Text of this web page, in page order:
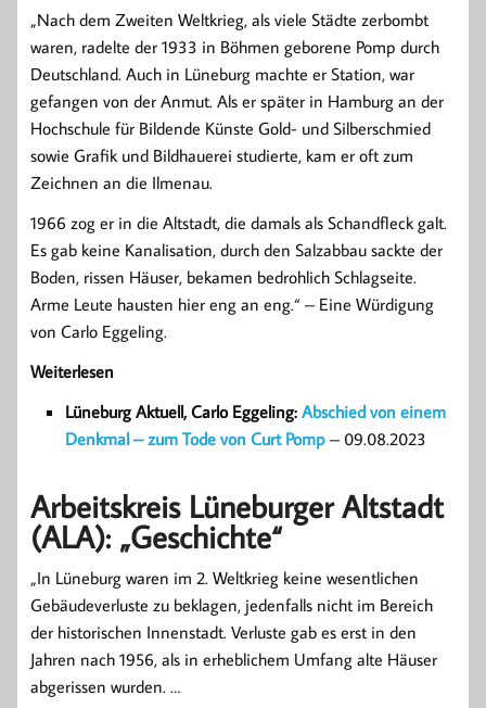
„Nach dem Zweiten Weltkrieg, als viele Städte zerbombt
waren, radelte der 1933 in Böhmen geborene Pomp durch
Deutschland. Auch in Lüneburg machte er Station, war
gefangen von der Anmut. Als er später in Hamburg an der
Hochschule für Bildende Künste Gold- und Silberschmied
sowie Grafik und Bildhauerei studierte, kam er oft zum
Zeichnen an die Ilmenau.
1966 zog er in die Altstadt, die damals als Schandfleck galt.
Es gab keine Kanalisation, durch den Salzabbau sackte der
Boden, rissen Häuser, bekamen bedrohlich Schlagseite.
Arme Leute hausten hier eng an eng.“ – Eine Würdigung
von Carlo Eggeling.
Weiterlesen
Lüneburg Aktuell, Carlo Eggeling: Abschied von einem
Denkmal – zum Tode von Curt Pomp – 09.08.2023
Arbeitskreis Lüneburger Altstadt
(ALA): „Geschichte“
„In Lüneburg waren im 2. Weltkrieg keine wesentlichen
Gebäudeverluste zu beklagen, jedenfalls nicht im Bereich
der historischen Innenstadt. Verluste gab es erst in den
Jahren nach 1956, als in erheblichem Umfang alte Häuser
abgerissen wurden. …